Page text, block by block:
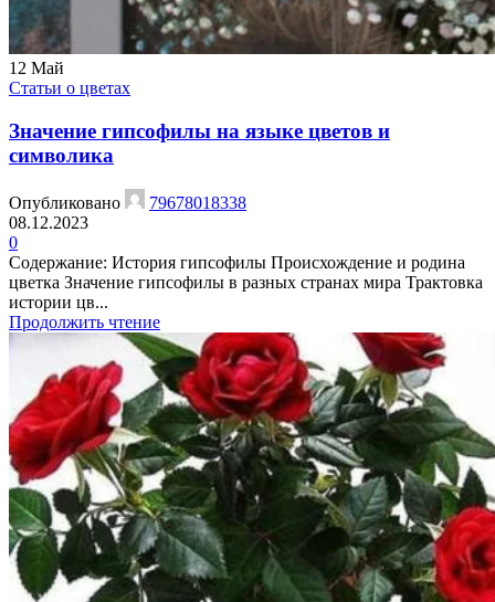
12 Май
Статьи о цветах
Значение гипсофилы на языке цветов и
символика
Опубликовано
79678018338
08.12.2023
0
Содержание: История гипсофилы Происхождение и родина
цветка Значение гипсофилы в разных странах мира Трактовка
истории цв...
Продолжить чтение